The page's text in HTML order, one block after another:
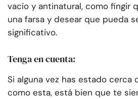
vacío y antinatural, como fingir
una farsa y desear que pueda
significativo.
Tenga en cuenta:
Si alguna vez has estado cerca
como esta, está bien que te